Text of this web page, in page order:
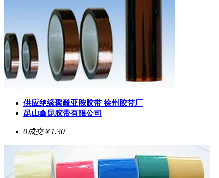
供应绝缘聚酰亚胺胶带 徐州胶带厂
昆山鑫昆胶带有限公司
0成交￥1.30